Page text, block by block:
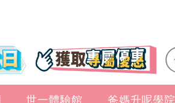
世一體驗館 爸媽升呢學院